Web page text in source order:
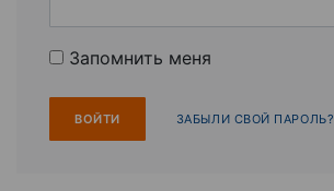
Запомнить меня
ЗАБЫЛИ СВОЙ ПАРОЛЬ?